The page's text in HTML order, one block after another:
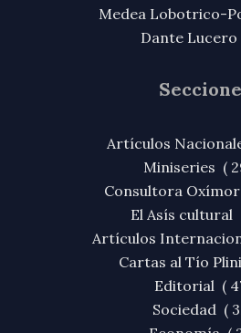
Medea Lobotrico-
Dante Lucero
Artículos
Miniseries (
Consultora
El Asís cultural
Artículos
Cartas al Tío
Editorial (
Sociedad (